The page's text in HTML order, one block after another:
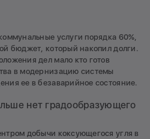
услуги порядка 60%,
бюджет, который накопил долги.
дел мало кто готов
в модернизацию системы
ее в безаварийное состояние.
нет градообразующего
добычи коксующегося угля в